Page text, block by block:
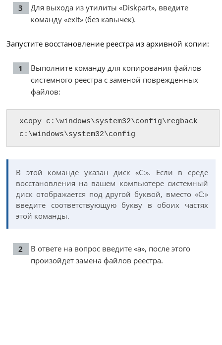
Для выхода из утилиты «Diskpart», введите
команду «exit» (без кавычек).
Запустите восстановление реестра из архивной копии:
Выполните команду для копирования файлов
системного реестра с заменой поврежденных
файлов:
xcopy c:\windows\system32\config\regback
c:\windows\system32\config
В этой команде указан диск «С:». Если в среде
восстановления на вашем компьютере системный
диск отображается под другой буквой, вместо «С:»
введите соответствующую букву в обоих частях
этой команды.
В ответе на вопрос введите «a», после этого
произойдет замена файлов реестра.